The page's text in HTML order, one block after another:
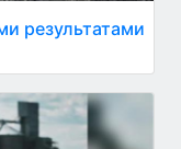
результатами